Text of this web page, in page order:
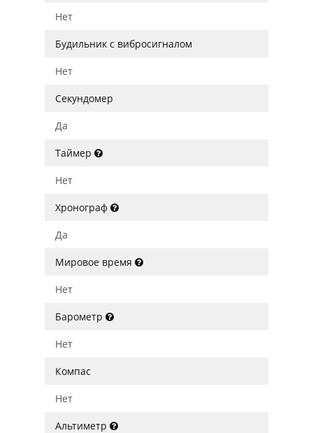
Нет
Будильник с вибросигналом
Нет
Секундомер
Да
Таймер
Нет
Хронограф
Да
Мировое время
Нет
Барометр
Нет
Компас
Нет
Альтиметр